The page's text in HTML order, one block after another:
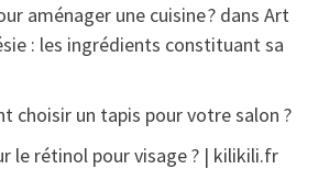
aménager une cuisine ?dans Art
: les ingrédients constituant sa
choisir un tapis pour votre salon ?
le rétinol pour visage ? | kilikili.fr